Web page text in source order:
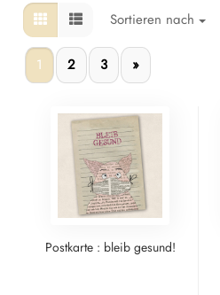
Sortieren nach
1 2 3 »
Postkarte : bleib gesund!